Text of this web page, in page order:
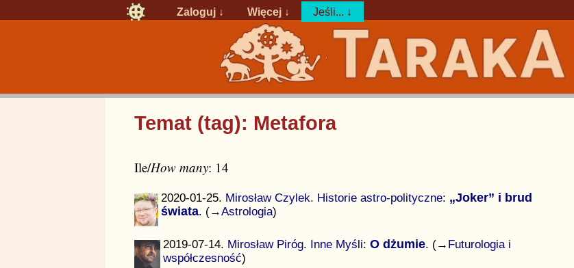
Zaloguj ↓ Więcej ↓ Jeśli... ↓
Temat (tag): Metafora
Ile/How many: 14
2020-01-25. Mirosław Czylek. Historie astro-polityczne: „Joker” i brud
świata. (→Astrologia)
2019-07-14. Mirosław Piróg. Inne Myśli:O dżumie. (→ Futurologia i
współczesność)